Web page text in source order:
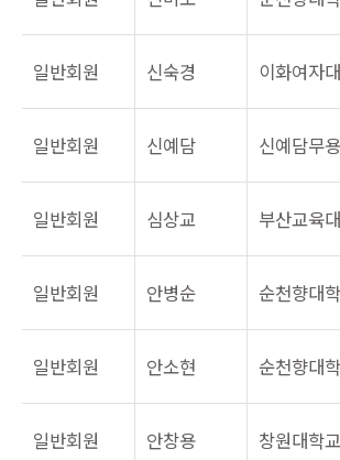
일반회원 신숙경 이화여자
일반회원 신예담 신예담무
일반회원 심상교 부산교육
일반회원 안병순 순천향대
일반회원 안소현 순천향대
일반회원 안창용 창원대학